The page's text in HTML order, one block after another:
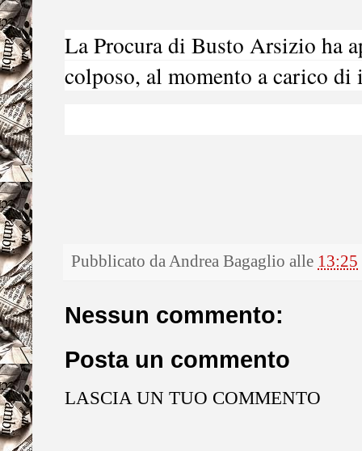
La Procura di Busto Arsizio ha
colposo, al momento a carico di
Pubblicato daAndrea Bagaglio alle 13:25
Nessun commento:
Posta un commento
LASCIA UN TUO COMMENTO